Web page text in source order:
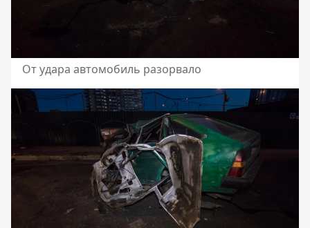
От удара автомобиль разорвало